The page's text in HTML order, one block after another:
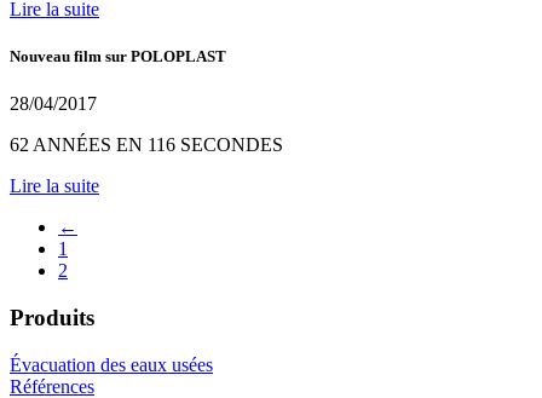
Lire la suite
Nouveau film sur POLOPLAST
28/04/2017
62 ANNÉES EN 116 SECONDES
Lire la suite
←
1
2
Produits
Évacuation des eaux usées
Références